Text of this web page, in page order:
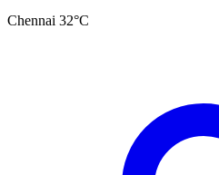
Chennai 32°C